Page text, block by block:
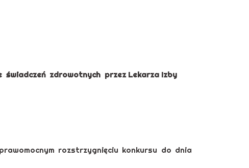
świadczeń zdrowotnych przez Lekarza Izby
rozstrzygnięciu konkursu do dnia